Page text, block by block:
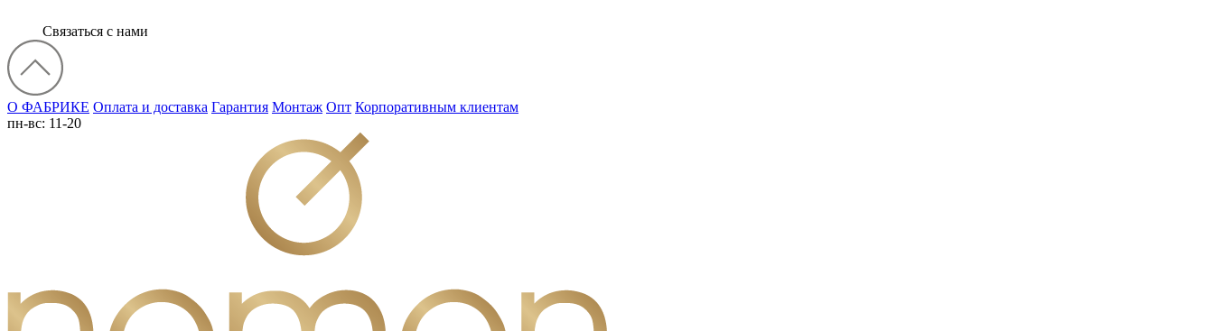
Связаться с нами
О ФАБРИКЕ Оплата и доставка Гарантия Монтаж Опт Корпоративным клиентам
пн-вс: 11-20